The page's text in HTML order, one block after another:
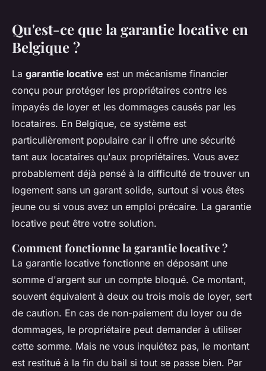
Qu'est-ce que la garantie locative en
Belgique ?
La garantie locative est un mécanisme financier
conçu pour protéger les propriétaires contre les
impayés de loyer et les dommages causés par les
locataires. En Belgique, ce système est
particulièrement populaire car il offre une sécurité
tant aux locataires qu'aux propriétaires. Vous avez
probablement déjà pensé à la difficulté de trouver un
logement sans un garant solide, surtout si vous êtes
jeune ou si vous avez un emploi précaire. La garantie
locative peut être votre solution.
Comment fonctionne la garantie locative ?
La garantie locative fonctionne en déposant une
somme d'argent sur un compte bloqué. Ce montant,
souvent équivalent à deux ou trois mois de loyer, sert
de caution. En cas de non-paiement du loyer ou de
dommages, le propriétaire peut demander à utiliser
cette somme. Mais ne vous inquiétez pas, le montant
est restitué à la fin du bail si tout se passe bien. Par